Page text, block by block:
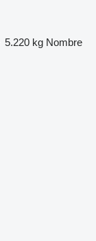
5.220 kg Nombre